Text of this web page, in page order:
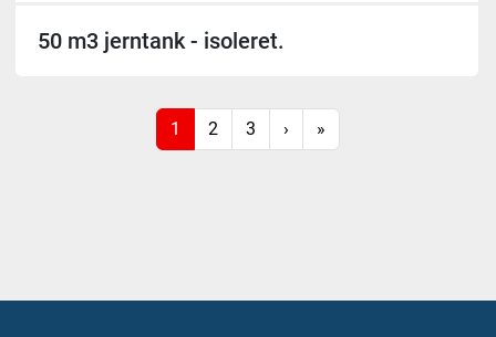
50 m3 jerntank - isoleret.
1 2 3 › »